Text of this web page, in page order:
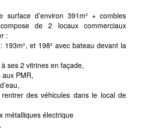
surface d’environ 391m² + combles
de 2 locaux commerciaux
:
193m², et 198² avec bateau devant la
ses 2 vitrines en façade,
PMR,
des véhicules dans le local de
métalliques électrique